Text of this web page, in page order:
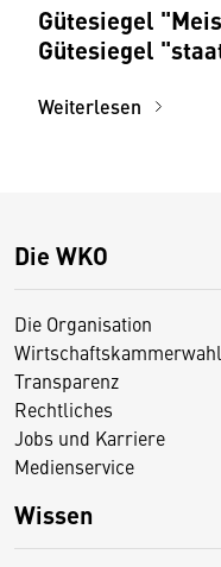
Gütesiegel
Gütesiegel
Weiterlesen
Die WKO
Die Organisation
Transparenz
Rechtliches
Jobs und Karriere
Medienservice
Wissen